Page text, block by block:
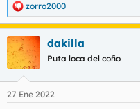
R
e
a
c
c
i
e
zorro2000
dakilla
Puta loca del coño
27 Ene 2022